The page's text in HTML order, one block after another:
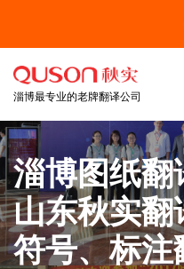
正
淄博最专业的老牌翻译公司
淄博图纸翻
山东秋实翻
符号、标注